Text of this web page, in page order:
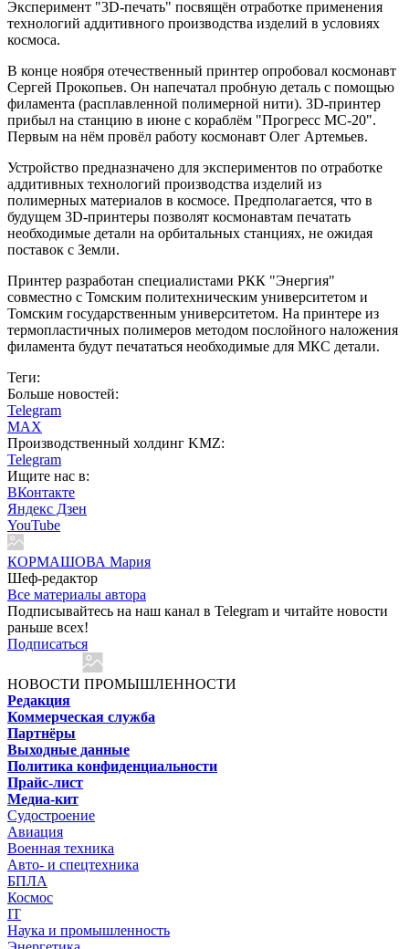
Эксперимент "3D-печать" посвящён отработке применения
технологий аддитивного производства изделий в условиях
космоса.
В конце ноября отечественный принтер опробовал космонавт
Сергей Прокопьев. Он напечатал пробную деталь с помощью
филамента (расплавленной полимерной нити). 3D-принтер
прибыл на станцию в июне с кораблём "Прогресс МС-20".
Первым на нём провёл работу космонавт Олег Артемьев.
Устройство предназначено для экспериментов по отработке
аддитивных технологий производства изделий из
полимерных материалов в космосе. Предполагается, что в
будущем 3D-принтеры позволят космонавтам печатать
необходимые детали на орбитальных станциях, не ожидая
поставок с Земли.
Принтер разработан специалистами РКК "Энергия"
совместно с Томским политехническим университетом и
Томским государственным университетом. На принтере из
термопластичных полимеров методом послойного наложения
филамента будут печататься необходимые для МКС детали.
Теги:
Больше новостей:
Telegram
MAX
Производственный холдинг KMZ:
Telegram
Ищите нас в:
ВКонтакте
Яндекс Дзен
YouTube
КОРМАШОВА Мария
Шеф-редактор
Все материалы автора
Подписывайтесь на наш канал в Telegram и читайте новости
раньше всех!
Подписаться
НОВОСТИ ПРОМЫШЛЕННОСТИ
Редакция
Коммерческая служба
Партнёры
Выходные данные
Политика конфиденциальности
Прайс-лист
Медиа-кит
Судостроение
Авиация
Военная техника
Авто- и спецтехника
БПЛА
Космос
IT
Наука и промышленность